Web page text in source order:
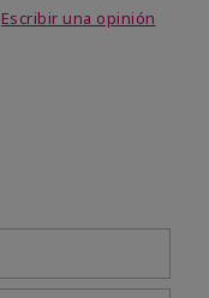
Escribir una opinión